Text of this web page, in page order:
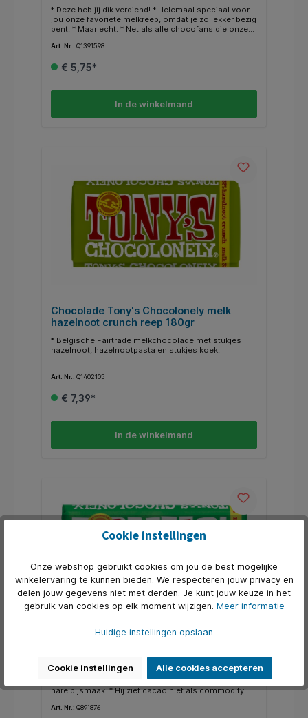
* Deze heb jij dik verdiend! * Helemaal speciaal voor
jou onze favoriete melkreep, omdat je zo lekker bezig
bent. * Maar echt. * Net als alle chocofans die onze
slaafvrije chocolade. * Niet alleen onze chocolade,
kiezen voor slaafvrije chocolade en ons verhaal
Art. Nr.: Q1391598
€ 5,75*
In de winkelmand
Chocolade Tony's Chocolonely melk
hazelnoot crunch reep 180gr
* Belgische Fairtrade melkchocolade met stukjes
hazelnoot, hazelnootpasta en stukjes koek.
Art. Nr.: Q1402105
€ 7,39*
In de winkelmand
Chocolade Tony's Chocolonely melk
* Tony is gek op chocolade. * Hij wil de allerlekkerste
chocolade maken van de beste verse cacao, zonder
nare bijsmaak. * Hij ziet cacao niet als commodity
cacao rechtstreeks in bij de boerencoöperaties in
Art. Nr.: Q891876
Cookie instellingen
Onze webshop gebruikt cookies om jou de best mogelijke
winkelervaring te kunnen bieden. We respecteren jouw privacy en
delen jouw gegevens niet met derden. Je kunt jouw keuze in het
gebruik van cookies op elk moment wijzigen. Meer informatie
Huidige instellingen opslaan
Cookie instellingen Alle cookies accepteren